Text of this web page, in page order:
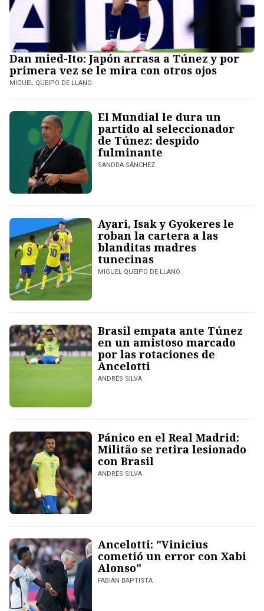
Dan mied-Ito: Japón arrasa a Túnez y por
primera vez se le mira con otros ojos
MIGUEL QUEIPO DE LLANO
El Mundial le dura un
partido al seleccionador
de Túnez: despido
fulminante
SANDRA SÁNCHEZ
Ayari, Isak y Gyokeres le
roban la cartera a las
blanditas madres
tunecinas
MIGUEL QUEIPO DE LLANO
Brasil empata ante Túnez
en un amistoso marcado
por las rotaciones de
Ancelotti
ANDRÉS SILVA
Pánico en el Real Madrid:
Militão se retira lesionado
con Brasil
ANDRÉS SILVA
Ancelotti: "Vinicius
cometió un error con Xabi
Alonso"
FABIÁN BAPTISTA